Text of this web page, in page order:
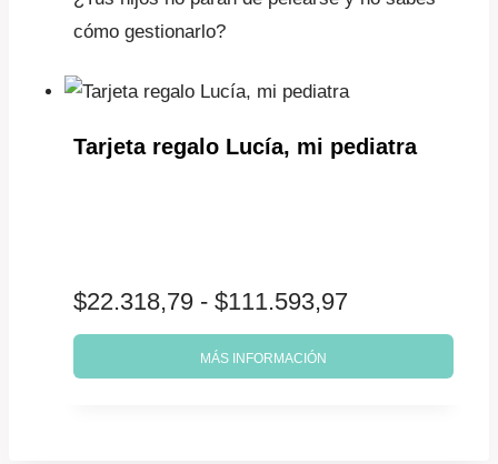
cómo gestionarlo?
Tarjeta regalo Lucía, mi pediatra
$22.318,79 - $111.593,97Rango
de
precios:
MÁS INFORMACIÓN